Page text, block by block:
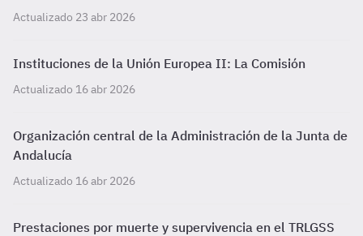
Actualizado 23 abr 2026
Instituciones de la Unión Europea II: La Comisión
Actualizado 16 abr 2026
Organización central de la Administración de la Junta de
Andalucía
Actualizado 16 abr 2026
Prestaciones por muerte y supervivencia en el TRLGSS